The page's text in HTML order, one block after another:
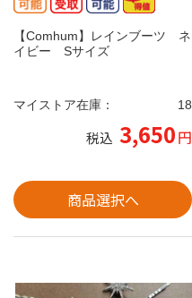
【Comhum】レインブーツ ネ
イビー Sサイズ
マイストア在庫： 18
税込 3,650円
商品選択へ